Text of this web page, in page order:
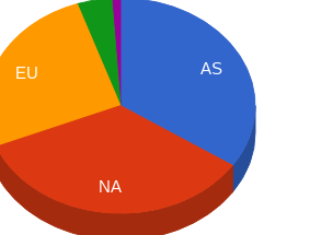
AS
EU
NA